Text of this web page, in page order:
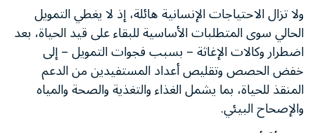
ولا تزال الاحتياجات الإنسانية هائلة، إذ لا يغطي التمويل
الحالي سوى المتطلبات الأساسية للبقاء على قيد الحياة، بعد
اضطرار وكالات الإغاثة – بسبب فجوات التمويل – إلى
خفض الحصص وتقليص أعداد المستفيدين من الدعم
المنقذ للحياة، بما يشمل الغذاء والتغذية والصحة والمياه
والإصحاح البيئي.